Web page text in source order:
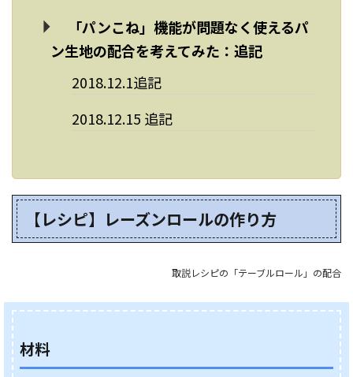
「パンこね」機能が問題なく使えるパ
ン生地の配合を考えてみた：追記
2018.12.1追記
2018.12.15 追記
【レシピ】レーズンロールの作り方
取説レシピの「テーブルロール」の配合
材料